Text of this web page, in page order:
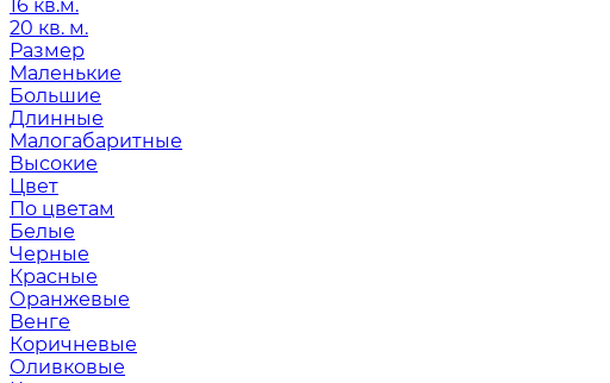
16 кв.м.
20 кв. м.
Размер
Маленькие
Большие
Длинные
Малогабаритные
Высокие
Цвет
По цветам
Белые
Черные
Красные
Оранжевые
Венге
Коричневые
Оливковые